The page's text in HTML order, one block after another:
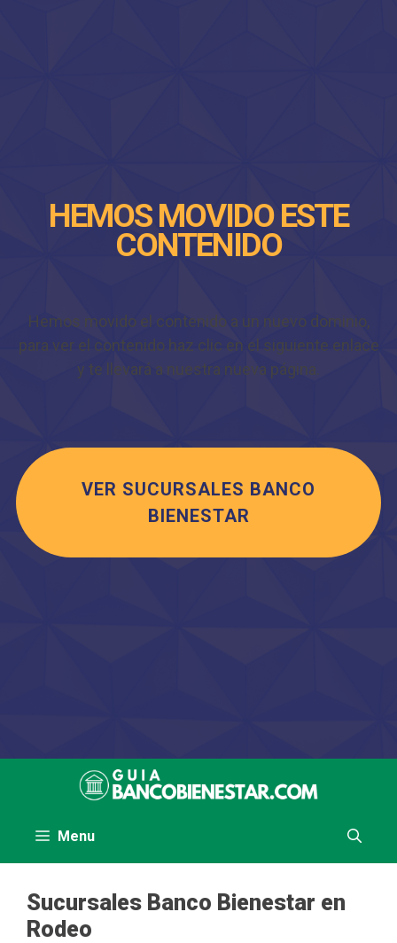
HEMOS MOVIDO ESTE
CONTENIDO
Hemos movido el contenido a un nuevo dominio,
para ver el contenido haz clic en el siguiente enlace
y te llevará a nuestra nueva página.
VER SUCURSALES BANCO
BIENESTAR
Menu
Sucursales Banco Bienestar en
Rodeo